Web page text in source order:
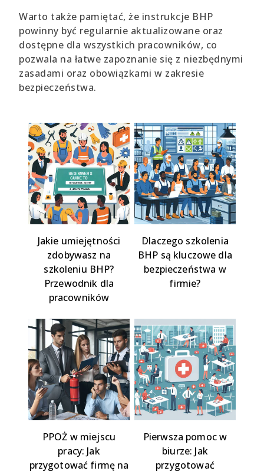
Warto także pamiętać, że instrukcje BHP
powinny być regularnie aktualizowane oraz
dostępne dla wszystkich pracowników, co
pozwala na łatwe zapoznanie się z niezbędnymi
zasadami oraz obowiązkami w zakresie
bezpieczeństwa.
Jakie umiejętności
zdobywasz na
szkoleniu BHP?
Przewodnik dla
pracowników
Dlaczego szkolenia
BHP są kluczowe dla
bezpieczeństwa w
firmie?
PPOŻ w miejscu
pracy: Jak
przygotować firmę na
Pierwsza pomoc w
biurze: Jak
przygotować